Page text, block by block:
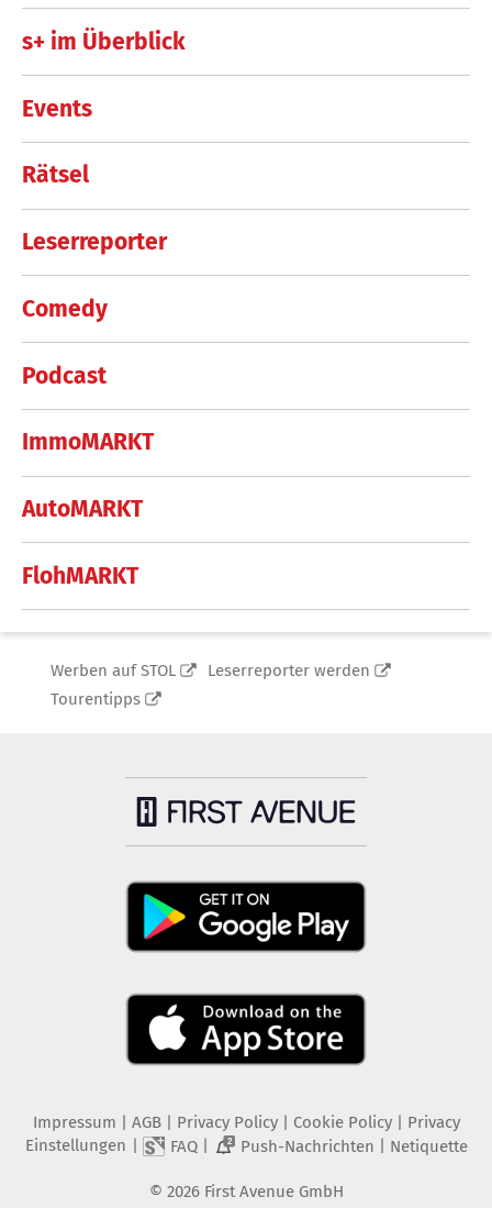
s+ im Überblick
Events
Rätsel
Leserreporter
Comedy
Podcast
ImmoMARKT
AutoMARKT
FlohMARKT
Werben auf STOL
Leserreporter werden
Tourentipps
Impressum | AGB | Privacy Policy| Cookie Policy| Privacy
Einstellungen | FAQ| 2 Push-Nachrichten | Netiquette
© 2026 First Avenue GmbH